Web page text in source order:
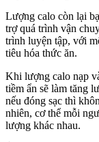
Lượng calo còn lại
trợ quá trình vận
trình luyện tập, với
tiêu hóa thức ăn.
Khi lượng calo nạp
tiềm ẩn sẽ làm tăng
nếu đóng sạc thì
nhiên, cơ thể mỗi
lượng khác nhau.